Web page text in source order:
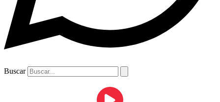
Buscar